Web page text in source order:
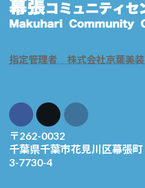
指定管理者 株式会社京葉美装
〒262-0032
千葉県千葉市花見川区幕張町
3-7730-4